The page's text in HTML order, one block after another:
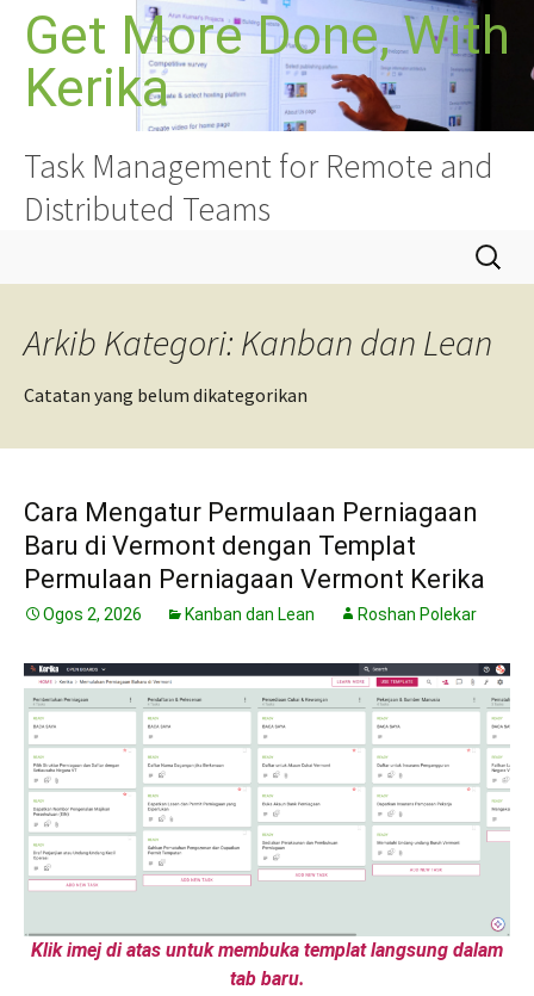
Langkau
kandungan
Get More Done, With
Kerika
Task Management for Remote and
Distributed Teams
Cari:
Arkib Kategori: Kanban dan Lean
Catatan yang belum dikategorikan
Cara Mengatur Permulaan Perniagaan
Baru di Vermont dengan Templat
Permulaan Perniagaan Vermont Kerika
Ogos 2, 2026 Kanban dan Lean Roshan Polekar
Klik imej di atas untuk membuka templat langsung dalam
tab baru.